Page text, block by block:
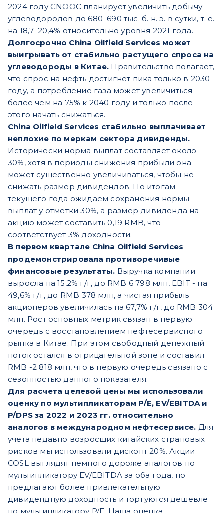
2024 году CNOOC планирует увеличить добычу
углеводородов до 680–690 тыс. б. н. э. в сутки, т. е.
на 18,7–20,4% относительно уровня 2021 года.
Долгосрочно China Oilfield Services может
выигрывать от стабильно растущего спроса на
углеводороды в Китае. Правительство полагает,
что спрос на нефть достигнет пика только в 2030
году, а потребление газа может увеличиться
более чем на 75% к 2040 году и только после
этого начать снижаться.
China Oilfield Services стабильно выплачивает
неплохие по меркам сектора дивиденды.
Исторически норма выплат составляет около
30%, хотя в периоды снижения прибыли она
может существенно увеличиваться, чтобы не
снижать размер дивидендов. По итогам
текущего года ожидаем сохранения нормы
выплат у отметки 30%, а размер дивиденда на
акцию может составить 0,19 RMB, что
соответствует 3% доходности.
В первом квартале China Oilfield Services
продемонстрировала противоречивые
финансовые результаты. Выручка компании
выросла на 15,2% г/г, до RMB 6 798 млн, EBIT - на
49,6% г/г, до RMB 378 млн, а чистая прибыль
акционеров увеличилась на 67,7% г/г, до RMB 304
млн. Рост основных метрик связан в первую
очередь с восстановлением нефтесервисного
рынка в Китае. При этом свободный денежный
поток остался в отрицательной зоне и составил
RMB -2 818 млн, что в первую очередь связано с
сезонностью данного показателя.
Для расчета целевой цены мы использовали
оценку по мультипликаторам P/E, EV/EBITDA и
P/DPS за 2022 и 2023 гг. относительно
аналогов в международном нефтесервисе. Для
учета недавно возросших китайских страновых
рисков мы использовали дисконт 20%. Акции
COSL выглядят немного дороже аналогов по
мультипликатору EV/EBITDA за оба года, но
предлагают более привлекательную
дивидендную доходность и торгуются дешевле